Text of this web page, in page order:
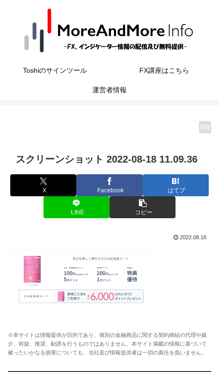
Toshiのサインツール FX講座はこちら
運営者情報
PR
スクリーンショット 2022-08-18 11.09.36
X Facebook はてブ
LINE コピー
2022.08.18
※本サイトは情報提供が目的であり、個別の金融商品に関する契約締結の代理や媒
介、斡旋、推奨、勧誘を行うものではありません。本サイト掲載の情報に基づいて
被ったいかなる損害についても、当社及び情報提供者は一切の責任を負いません。